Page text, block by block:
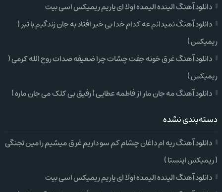
دانلود آهنگ الینده الیمده اولا ای یاریم ریمیکس اسی بیت
دانلود آهنگ نمیدانم عه کدام خدا بی خبر افتاد به جان زندگیم با تبر (
ریمیکس )
دانلود آهنگ غرق خونه جفت چشات چرا ضعیفه صدات روح الله کرمی (
ریمیکس )
دانلود آهنگ مه جان مار از فاطمه عطایی ( رفیق بی کلک می جان ماره )
دسته‌بندی نشده
دانلود آهنگ ریه ام داغان چشام کم سو داریم غرق میشیم رامین تجنگی
( ریمیکس اینستا )
دانلود آهنگ الینده الیمده اولا ای یاریم ریمیکس اسی بیت